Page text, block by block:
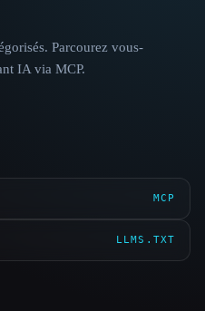
Parcourez vous-
IA via MCP.
MCP
LLMS.TXT